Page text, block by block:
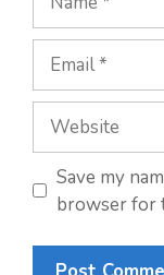
Save my
browser for